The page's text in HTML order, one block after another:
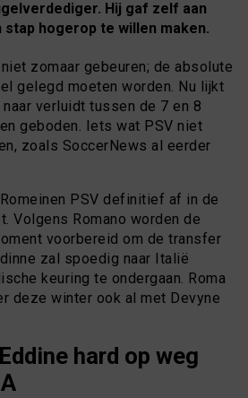
Hij gaf zelf aan
hogerop te willen maken.
zomaar gebeuren; de absolute
gelegd moeten worden. Nu lijkt
naar verluidt tussen de 7 en 8
geboden. Iets wat PSV niet
zoals SoccerNews al eerder
PSV definitief af in de
Volgens Romano worden de
voorbereid om de transfer
zal spoedig naar Italië
keuring te ondergaan. Roma
deze winter ook al met Devyne
hard op weg